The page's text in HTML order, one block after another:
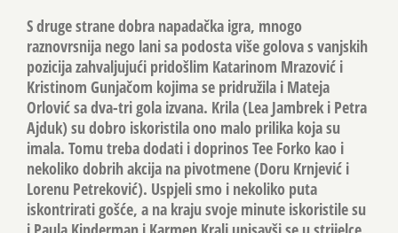
S druge strane dobra napadačka igra, mnogo
raznovrsnija nego lani sa podosta više golova s vanjskih
pozicija zahvaljujući pridošlim Katarinom Mrazović i
Kristinom Gunjačom kojima se pridružila i Mateja
Orlović sa dva-tri gola izvana. Krila (Lea Jambrek i Petra
Ajduk) su dobro iskoristila ono malo prilika koja su
imala. Tomu treba dodati i doprinos Tee Forko kao i
nekoliko dobrih akcija na pivotmene (Doru Krnjević i
Lorenu Petreković). Uspjeli smo i nekoliko puta
iskontrirati gošće, a na kraju svoje minute iskoristile su